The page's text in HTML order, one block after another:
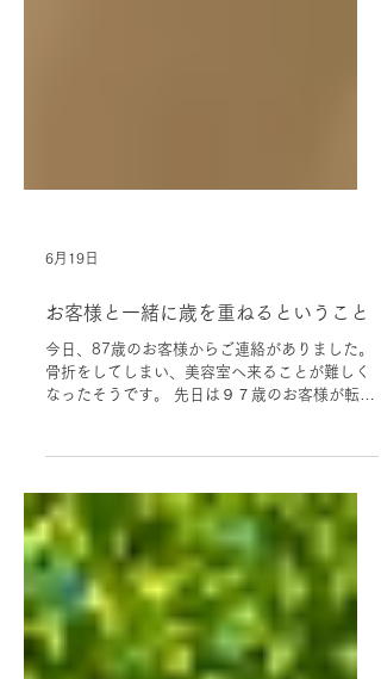
6月19日
今日、87歳のお客様からご連絡がありました。
なったそうです。 先日は９７歳のお客様が転倒
され、ご来店が難しくなりました。 父の代から
通ってくださってるお客様も多く、 毎年のよう
に、 「施設に入ることになった」 「足が悪く
なった」 「送迎がないと来られなくなった」
そんなお話を耳にします。 とても寂しいです。
でも同時に、それだけ長い年月を一緒に過ごさ
せていただいたこと、 そして、長く元気で通っ